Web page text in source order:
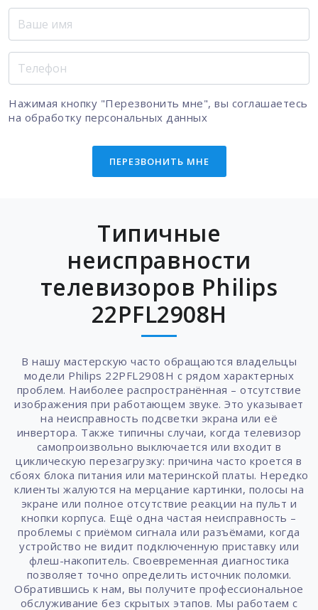
Нажимая кнопку "Перезвонить мне", вы соглашаетесь
на обработку персональных данных
ПЕРЕЗВОНИТЬ МНЕ
Типичные
неисправности
телевизоров Philips
22PFL2908H
В нашу мастерскую часто обращаются владельцы
модели Philips 22PFL2908H с рядом характерных
проблем. Наиболее распространённая – отсутствие
изображения при работающем звуке. Это указывает
на неисправность подсветки экрана или её
инвертора. Также типичны случаи, когда телевизор
самопроизвольно выключается или входит в
циклическую перезагрузку: причина часто кроется в
сбоях блока питания или материнской платы. Нередко
клиенты жалуются на мерцание картинки, полосы на
экране или полное отсутствие реакции на пульт и
кнопки корпуса. Ещё одна частая неисправность –
проблемы с приёмом сигнала или разъёмами, когда
устройство не видит подключенную приставку или
флеш-накопитель. Своевременная диагностика
позволяет точно определить источник поломки.
Обратившись к нам, вы получите профессиональное
обслуживание без скрытых этапов. Мы работаем с